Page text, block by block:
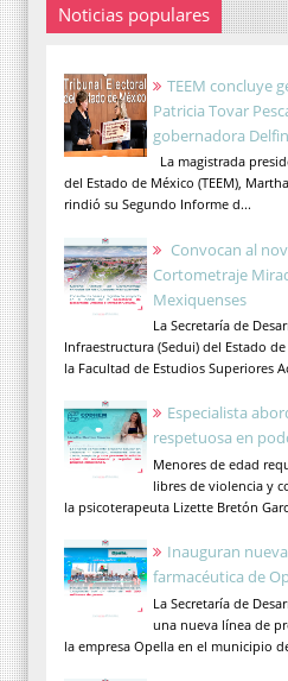
Noticias populares
TEEM concluye
Patricia Tovar
gobernadora
La magistrada
del Estado de México (TEEM),
rindió su Segundo Informe d...
Convocan al
Cortometraje
Mexiquenses
La Secretaría de
Infraestructura (Sedui) del Estado
la Facultad de Estudios Superiores
Especialista
respetuosa en
Menores de edad
libres de violencia y
la psicoterapeuta Lizette Bretón
Inauguran
farmacéutica de
La Secretaría de
una nueva línea de
la empresa Opella en el municipio